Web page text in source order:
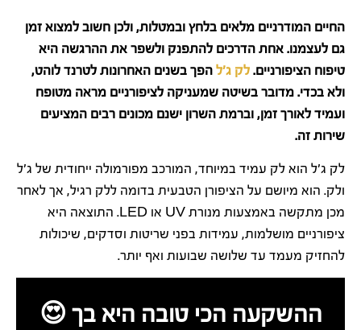
החיים המודרניים מלאים בלחץ ובמטלות, ולכן חשוב למצוא זמן
גם לעצמנו. אחת הדרכים להתפנק ולשפר את ההרגשה היא
טיפוח הציפורניים. לק ג'ל הפך בשנים האחרונות לטרנד לוהט,
ולא בכדי. מדובר בשיטה שמעניקה לציפורניים מראה מטופח
ועמיד לאורך זמן, וברמת השרון ישנם מכונים רבים המציעים
שירות זה.
לק ג'ל הוא לק עמיד במיוחד, המורכב מפורמולה ייחודית של ג'ל
ולק. הוא מיושם על הציפורן הטבעית בדומה ללק רגיל, אך לאחר
מכן מתקשה באמצעות מנורת UV או LED. התוצאה היא
ציפורניים מושלמות, עמידות בפני שריטות וסדקים, שיכולות
להחזיק מעמד עד שלושה שבועות ואף יותר.
ההשקעה הכי טובה היא בך 😍